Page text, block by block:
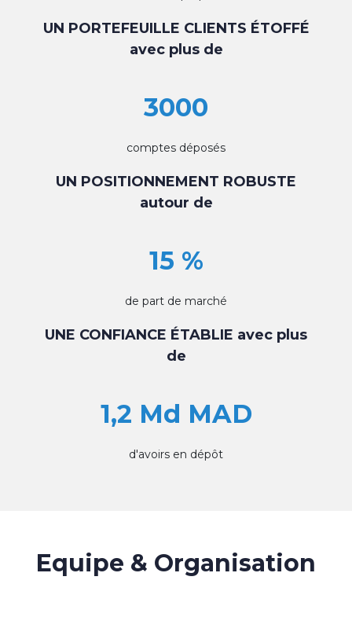
UN PORTEFEUILLE CLIENTS ÉTOFFÉ
avec plus de
3000
comptes déposés
UN POSITIONNEMENT ROBUSTE
autour de
15 %
de part de marché
UNE CONFIANCE ÉTABLIE avec plus
de
1,2 Md MAD
d'avoirs en dépôt
Equipe & Organisation